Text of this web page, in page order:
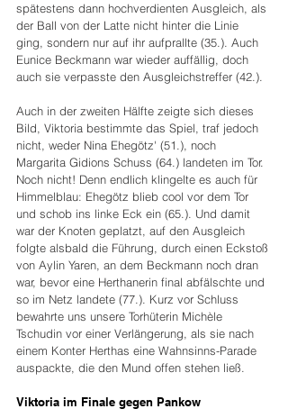
spätestens dann hochverdienten Ausgleich, als
der Ball von der Latte nicht hinter die Linie
ging, sondern nur auf ihr aufprallte (35.). Auch
Eunice Beckmann war wieder auffällig, doch
auch sie verpasste den Ausgleichstreffer (42.).
Auch in der zweiten Hälfte zeigte sich dieses
Bild, Viktoria bestimmte das Spiel, traf jedoch
nicht, weder Nina Ehegötz' (51.), noch
Margarita Gidions Schuss (64.) landeten im Tor.
Noch nicht! Denn endlich klingelte es auch für
Himmelblau: Ehegötz blieb cool vor dem Tor
und schob ins linke Eck ein (65.). Und damit
war der Knoten geplatzt, auf den Ausgleich
folgte alsbald die Führung, durch einen Eckstoß
von Aylin Yaren, an dem Beckmann noch dran
war, bevor eine Herthanerin final abfälschte und
so im Netz landete (77.). Kurz vor Schluss
bewahrte uns unsere Torhüterin Michèle
Tschudin vor einer Verlängerung, als sie nach
einem Konter Herthas eine Wahnsinns-Parade
auspackte, die den Mund offen stehen ließ.
Viktoria im Finale gegen Pankow